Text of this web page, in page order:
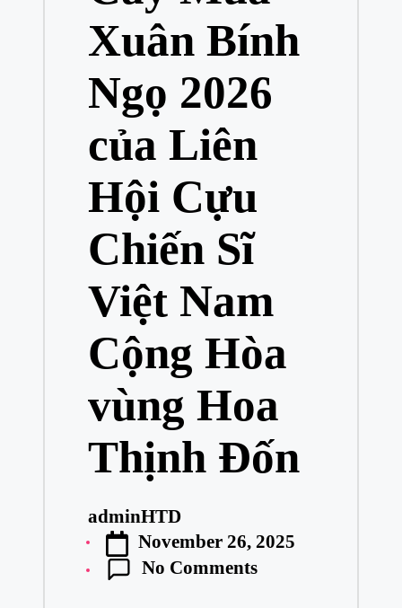
Xuân Bính
Ngọ 2026
của Liên
Hội Cựu
Chiến Sĩ
Việt Nam
Cộng Hòa
vùng Hoa
Thịnh Đốn
Posted
by
adminHTD
November 26, 2025
No Comments